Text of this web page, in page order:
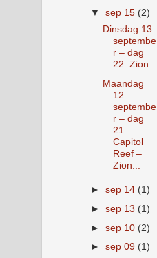
▼ sep 15 (2)
Dinsdag 13
septembe
r – dag
22: Zion
Maandag
12
septembe
r – dag
21:
Capitol
Reef –
Zion...
► sep 14 (1)
► sep 13 (1)
► sep 10 (2)
► sep 09 (1)